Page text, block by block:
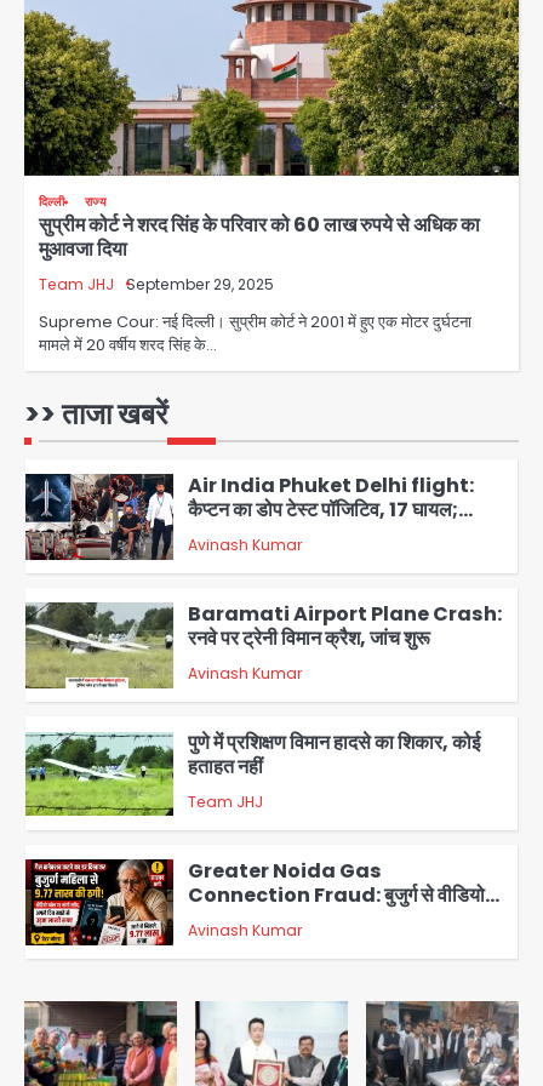
दिल्ली राज्य
सुप्रीम कोर्ट ने शरद सिंह के परिवार को 60 लाख रुपये से अधिक का
मुआवजा दिया
Team JHJ September 29, 2025
Supreme Cour: नई दिल्ली। सुप्रीम कोर्ट ने 2001 में हुए एक मोटर दुर्घटना
मामले में 20 वर्षीय शरद सिंह के…
>> ताजा खबरें
3
Avinash Kumar
4
पुणे में प्रशिक्षण विमान हादसे का शिकार, कोई
हताहत नहीं
Team JHJ
Greater Noida Gas
कॉल पर 9.77 लाख की साइबर फ्रॉड
Avinash Kumar
1
Parshvanath Building
2
Air India Phuket Delhi flight:
कैप्टन का डोप टेस्ट पॉजिटिव, 17 घायल;
DGCA जांच जारी
Avinash Kumar
3
Baramati Airport Plane Crash:
रनवे पर ट्रेनी विमान क्रैश, जांच शुरू
Avinash Kumar
4
पुणे में प्रशिक्षण विमान हादसे का शिकार, कोई
हताहत नहीं
Team JHJ
5
Greater Noida Gas
Connection Fraud: बुजुर्ग से वीडियो
कॉल पर 9.77 लाख की साइबर फ्रॉड
Avinash Kumar
1
Parshvanath Building
Shooting: सिक्योरिटी गार्ड की गोली से 17
वर्षीय किशोर की मौत
Avinash Kumar